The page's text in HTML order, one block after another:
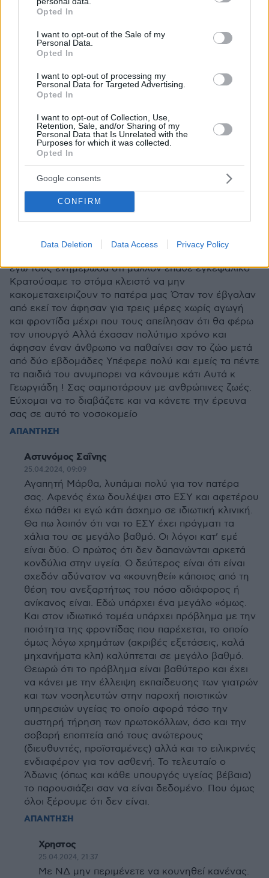
grant or deny consent to Google and its third-party tags to
use your data for below specified purposes in below Google
consent section.
Opted In
I want to opt-out of the Sale of my
Personal Data.
Opted In
I want to opt-out of processing my
Personal Data for Targeted Advertising.
Opted In
I want to opt-out of Collection, Use,
Retention, Sale, and/or Sharing of my
Personal Data that Is Unrelated with the
Purposes for which it was collected.
Opted In
Google consents
CONFIRM
Data Deletion Data Access Privacy Policy
Να ακούτε αυτά που λέει ο ισνογκουντ,που θέλει να
γίνει χαλίφης στην θέση του χαλίφη,αυτός δεν έχει
να ντραπει για κάτι,πρέπει να ντρέπονται όλοι αυτοί οι
λεμεδες που τον ξαναψηφισαν,ας προσεχατε...
ΑΠΑΝΤΗΣΗ
Στο το χάλι
Που έχουν τα νοσοκομεία θα τα βρουν και αυτοί
μπροστά τους, και μακάρι να την παταν μόνο αυτοί
και όχι ο απλός λαός που του πίνουν το αίμα.
ΑΠΑΝΤΗΣΗ
24.04.2024, 22:06
τον μαλωσαν άσχημα η γλυκύτατες νοσοκόμες και ο
εγώ τους ενημέρωσα ότι μάλλον έπαθε εγκεφαλικό
Κρατούσαμε το στόμα κλειστό να μην
κακομεταχειριζουν το πατέρα μας Όταν τον έβγαλαν
από εκεί τον άφησαν για τρεις μέρες χωρίς αγωγή
και φροντίδα μέχρι που τους απείλησαν ότι θα φέρω
τον υπουργό Αλλά έχασαν πολύτιμο χρόνο και
άφησαν έναν άνθρωπο να παθαίνει σαν το ζώο μετά
από δύο εβδομάδες Υπέφερε πολύ και εμείς τα πέντε
τα παιδιά του ανυμπορει να κάνουμε κάτι Αυτά κ
Γεωργιάδη ! Σας σαμποτάρουν με ανθρώπινες ζωές.
Εύχομαι να το διαβάζετε και να κάνετε την έρευνα
σας σε αυτό το νοσοκομείο
ΑΠΑΝΤΗΣΗ
Αστυνόμος Σαΐνης
25.04.2024, 09:09
Αγαπητή Μάρθα, λυπάμαι πολύ για τον πατέρα
σας. Αφενός έχω δουλέψει στο ΕΣΥ και αφετέρου
έχω πάθει κι εγώ κάτι άσχημο σε ιδιωτική κλινική.
Θα πω λοιπόν ότι ναι το ΕΣΥ έχει πράγματι τα
χάλια του σε μεγάλο βαθμό. Οι λόγοι κατ’ εμέ
είναι δύο. Ο πρώτος ότι δεν δαπανώνται αρκετά
κονδύλια στην υγεία. Ο δεύτερος είναι ότι είναι
σχεδόν αδύνατον να «κουνηθεί» κάποιος από τη
θέση του ανεξαρτήτως του πόσο αδιάφορος ή
ανίκανος είναι. Εδώ υπάρχει ένα μεγάλο «όμως.
Και στον ιδιωτικό τομέα υπάρχει πρόβλημα με την
ποιότητα της φροντίδας που παρέχεται, το οποίο
όμως λόγω χρημάτων (ακριβές εξετάσεις, καλά
μηχανήματα κλπ) καλύπτεται σε μεγάλο βαθμό.
Θεωρώ ότι το πρόβλημα είναι βαθύτερο και έχει
να κάνει με την έλλειψη εκπαίδευσης των γιατρών
και των νοσηλευτών στην παροχή ποιοτικών
υπηρεσιών υγείας το οποίο αφορά τόσο την
αυστηρή τήρηση των πρωτοκόλλων, όσο και την
σοβαρή εποπτεία από τους ανώτερους
(διευθυντές, προϊσταμένες) αλλά και το ειλικρινές
ενδιαφέρον για τον ασθενή. Το τελευταίο ο
Άδωνις (όπως και κάθε υπουργός υγείας βέβαια)
το παρουσιάζει σαν να είναι δεδομένο. Που όμως
όλοι ξέρουμε ότι δεν είναι.
ΑΠΑΝΤΗΣΗ
Χρηστος
25.04.2024, 21:37
Με ΝΔ μην περιμένετε να κουνηθεί κανένας.